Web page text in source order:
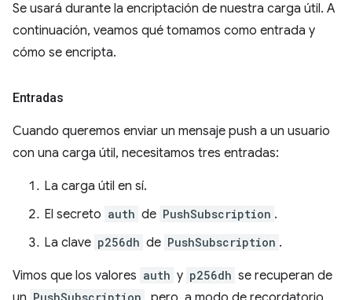
Se usará durante la encriptación de nuestra carga útil. A
continuación, veamos qué tomamos como entrada y
cómo se encripta.
Entradas
Cuando queremos enviar un mensaje push a un usuario
con una carga útil, necesitamos tres entradas:
La carga útil en sí.
El secreto auth de PushSubscription .
La clave p256dh de PushSubscription .
Vimos que los valores auth y p256dh se recuperan de